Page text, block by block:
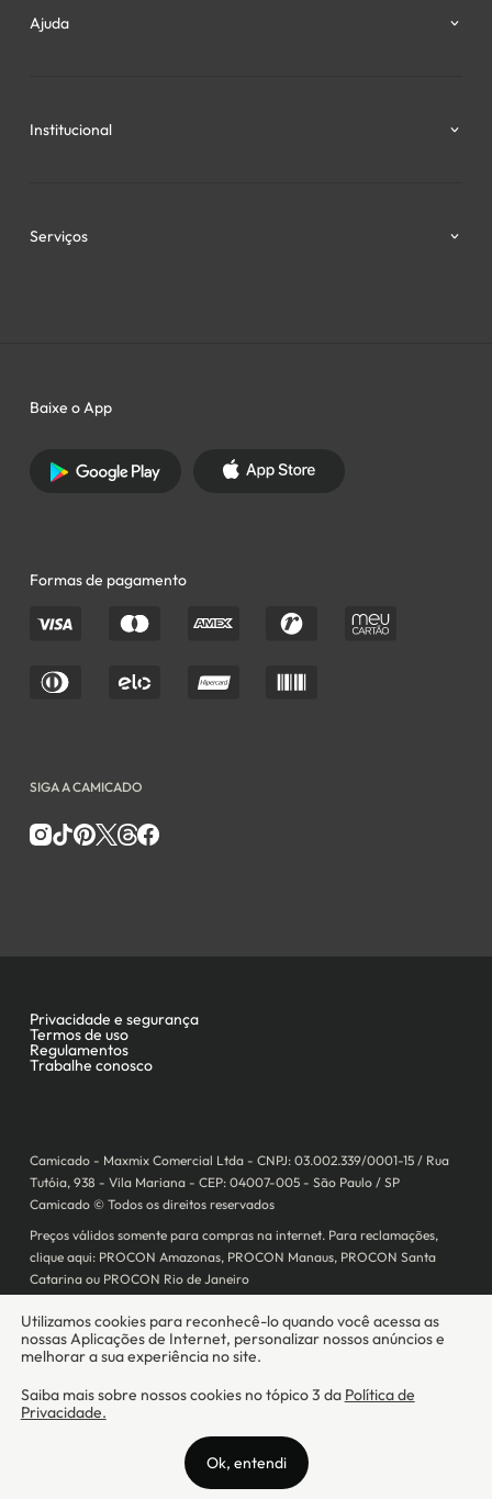
Camicado - Maxmix Comercial Ltda - CNPJ: 03.002.339/0001-15 / Rua
Tutóia, 938 - Vila Mariana - CEP: 04007-005 - São Paulo / SP
Camicado © Todos os direitos reservados
Preços válidos somente para compras na internet. Para reclamações,
clique aqui: PROCON Amazonas, PROCON Manaus, PROCON Santa
Catarina ou PROCON Rio de Janeiro
prestando os serviços de abertura de conta pós-paga (cartões de
crédito), conforme a regulação vigente.